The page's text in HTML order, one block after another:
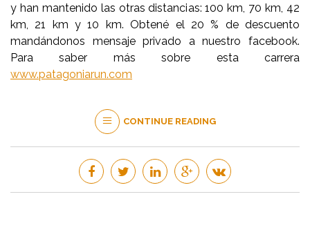
y han mantenido las otras distancias: 100 km, 70 km, 42
km, 21 km y 10 km. Obtené el 20 % de descuento
mandándonos mensaje privado a nuestro facebook.
Para saber más sobre esta carrera
www.patagoniarun.com
CONTINUE READING